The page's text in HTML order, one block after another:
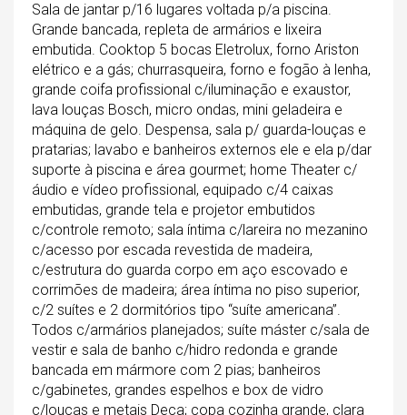
Sala de jantar p/16 lugares voltada p/a piscina.
Grande bancada, repleta de armários e lixeira
embutida. Cooktop 5 bocas Eletrolux, forno Ariston
elétrico e a gás; churrasqueira, forno e fogão à lenha,
grande coifa profissional c/iluminação e exaustor,
lava louças Bosch, micro ondas, mini geladeira e
máquina de gelo. Despensa, sala p/ guarda-louças e
pratarias; lavabo e banheiros externos ele e ela p/dar
suporte à piscina e área gourmet; home Theater c/
áudio e vídeo profissional, equipado c/4 caixas
embutidas, grande tela e projetor embutidos
c/controle remoto; sala íntima c/lareira no mezanino
c/acesso por escada revestida de madeira,
c/estrutura do guarda corpo em aço escovado e
corrimões de madeira; área íntima no piso superior,
c/2 suítes e 2 dormitórios tipo “suíte americana”.
Todos c/armários planejados; suíte máster c/sala de
vestir e sala de banho c/hidro redonda e grande
bancada em mármore com 2 pias; banheiros
c/gabinetes, grandes espelhos e box de vidro
c/louças e metais Deca; copa cozinha grande, clara